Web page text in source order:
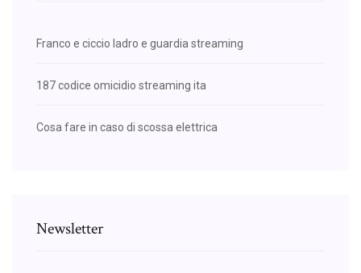
Franco e ciccio ladro e guardia streaming
187 codice omicidio streaming ita
Cosa fare in caso di scossa elettrica
Newsletter